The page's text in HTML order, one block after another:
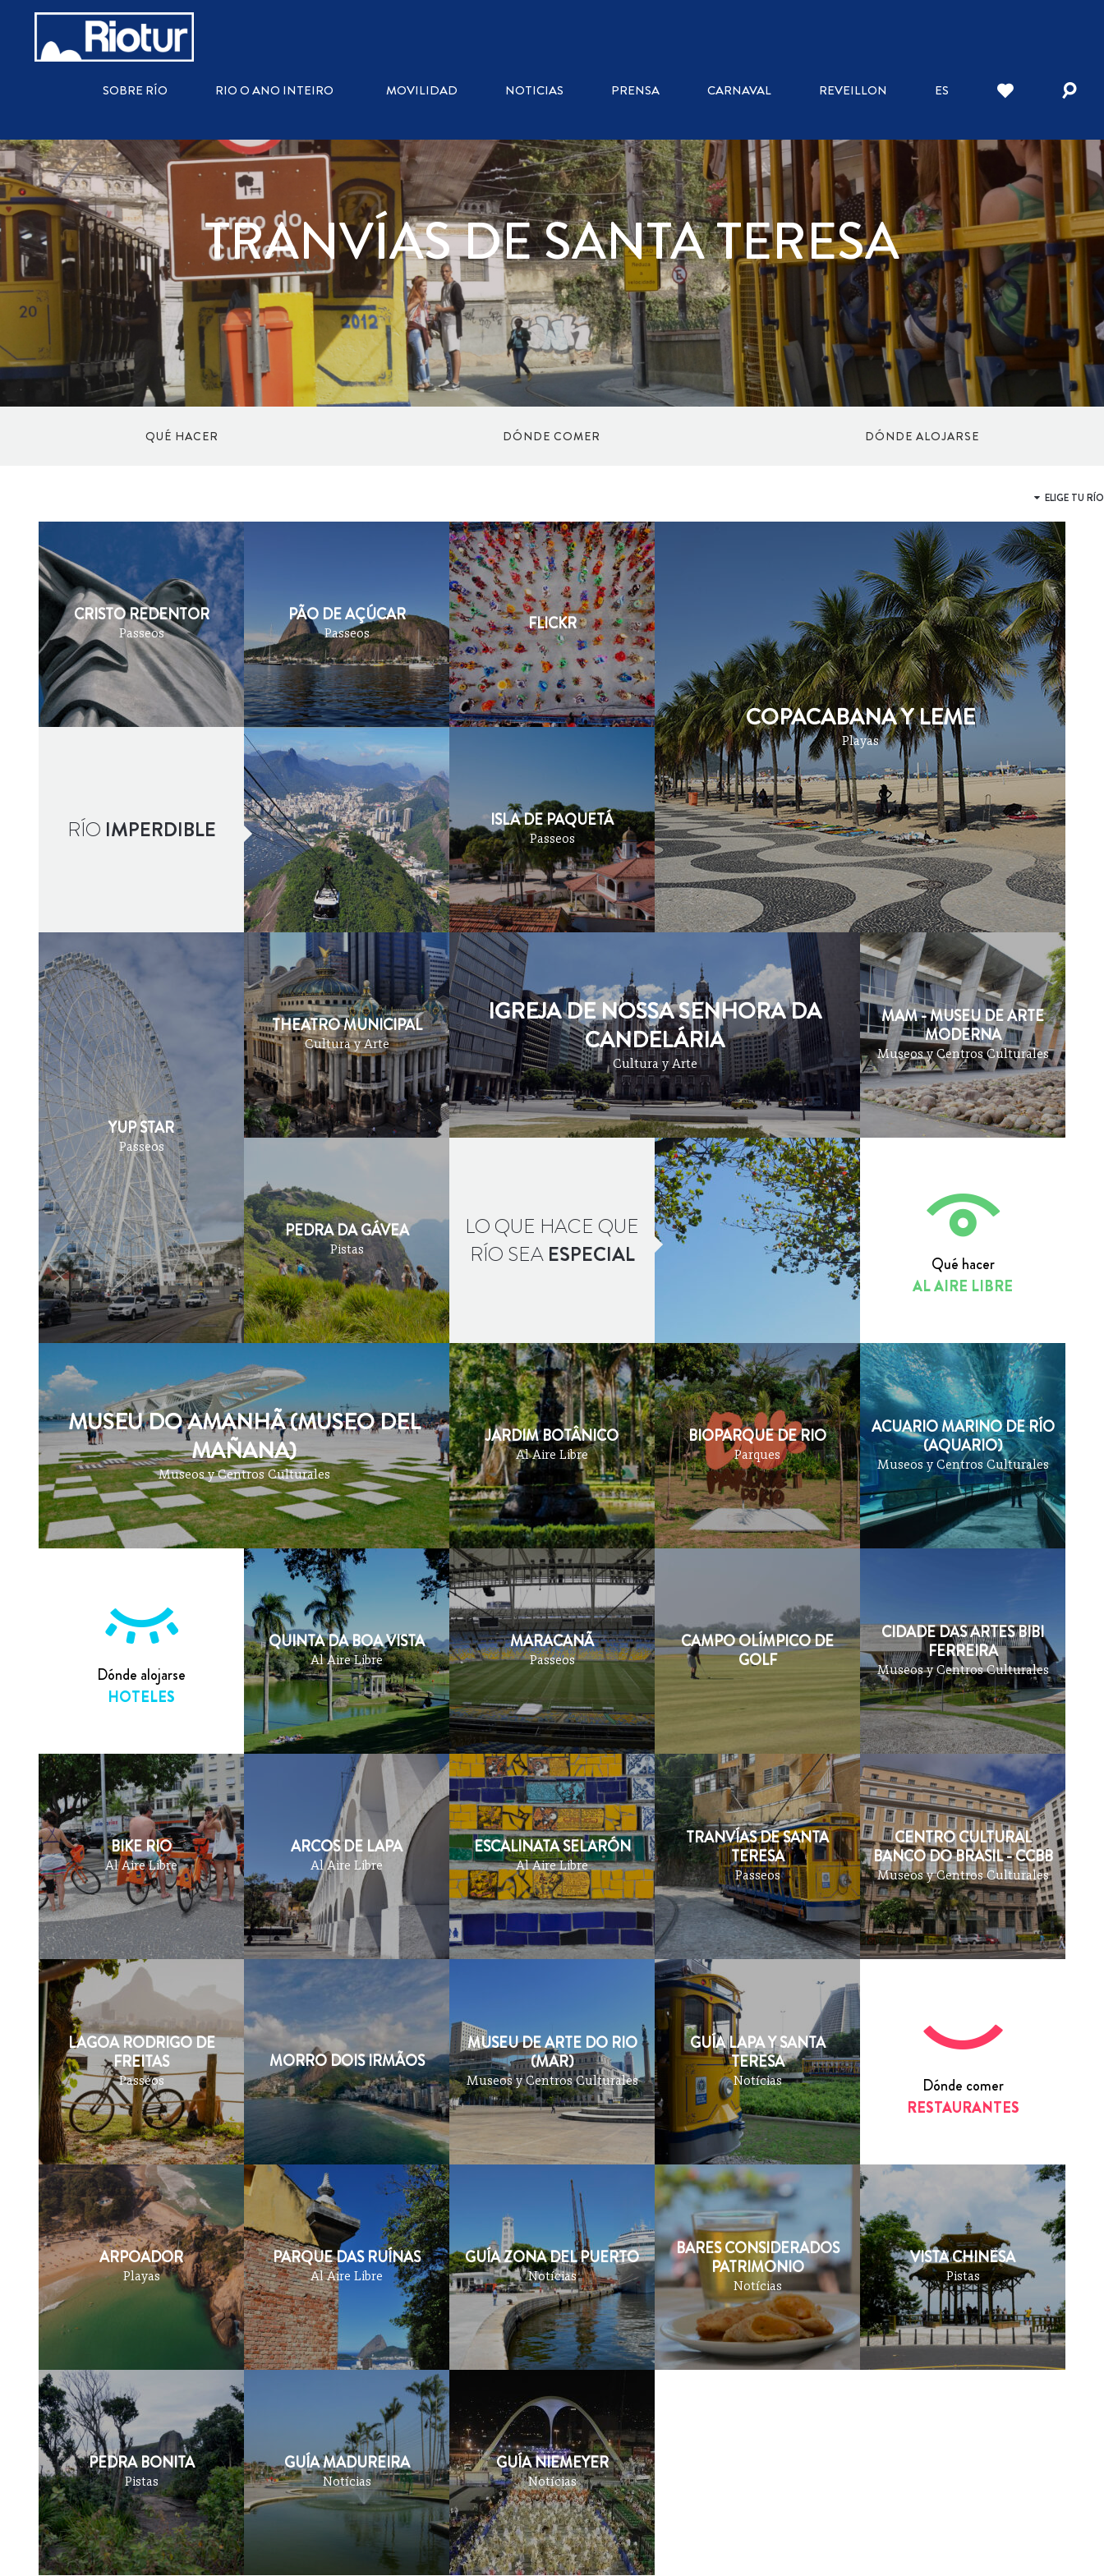
SOBRE RÍO RIO O ANO INTEIRO MOVILIDAD NOTICIAS PRENSA CARNAVAL REVEILLON ES
TRANVÍAS DE SANTA TERESA
QUÉ HACER
CULTURA Y ARTE
COMPRAS
BIENESTAR
AL AIRE LIBRE
DÓNDE COMER
RESTAURANTES
COMIDA RÁPIDA
BARES
DÓNDE ALOJARSE
CAMA Y CAFÉ
POSADA
APART HOTEL
ALBERGUE
CRISTO REDENTOR
Passeos
PÃO DE AÇÚCAR
Passeos FLICKR
COPACABANA Y LEME
Playas
RÍO IMPERDIBLE ISLA DE PAQUETÁ
Passeos
YUP STAR
Passeos
THEATRO MUNICIPAL
Cultura y Arte
IGREJA DE NOSSA SENHORA DA
CANDELÁRIA
Cultura y Arte
MAM - MUSEU DE ARTE
MODERNA
Museos y Centros Culturales
PEDRA DA GÁVEA
Pistas
LO QUE HACE QUE
RÍO SEA ESPECIAL
MUSEU DO AMANHÃ (MUSEO DEL
MAÑANA)
Museos y Centros Culturales
Qué hacer
AL AIRE LIBRE
JARDIM BOTÂNICO
Al Aire Libre
BIOPARQUE DE RIO
Parques
ACUARIO MARINO DE RÍO
(AQUARIO)
Museos y Centros Culturales
Dónde alojarse
HOTELES
QUINTA DA BOA VISTA
Al Aire Libre
MARACANÃ
Passeos
CAMPO OLÍMPICO DE
GOLF
CIDADE DAS ARTES BIBI
FERREIRA
Museos y Centros Culturales
BIKE RIO
Al Aire Libre
ARCOS DE LAPA
Al Aire Libre
ESCALINATA SELARÓN
Al Aire Libre
TRANVÍAS DE SANTA
TERESA
Passeos
CENTRO CULTURAL
BANCO DO BRASIL - CCBB
Museos y Centros Culturales
LAGOA RODRIGO DE
FREITAS
Passeos
MORRO DOIS IRMÃOS
MUSEU DE ARTE DO RIO
(MAR)
Museos y Centros Culturales
GUÍA LAPA Y SANTA
TERESA
Notícias
Dónde comer
RESTAURANTES
ARPOADOR
Playas
PARQUE DAS RUÍNAS
Al Aire Libre
GUÍA ZONA DEL PUERTO
Notícias
BARES CONSIDERADOS
PATRIMONIO
Notícias
VISTA CHINESA
Pistas
PEDRA BONITA
Pistas
GUÍA MADUREIRA
Notícias
GUÍA NIEMEYER
Notícias